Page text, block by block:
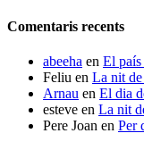
Comentaris recents
abeeha en El país
Feliu en La nit de
Arnau en El dia
esteve en La nit
Pere Joan en Per